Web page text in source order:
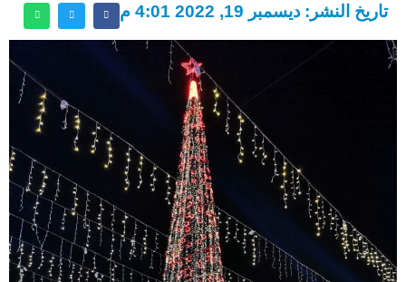
تاريخ النشر: ديسمبر 19, 2022 4:01 م